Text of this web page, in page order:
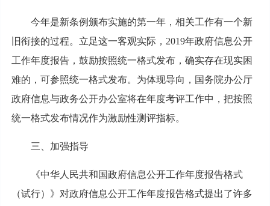
今年是新条例颁布实施的第一年，相关工作有一个新
旧衔接的过程。立足这一客观实际，2019年政府信息公开
工作年度报告，鼓励按照统一格式发布，确实存在现实困
难的，可参照统一格式发布。为体现导向，国务院办公厅
政府信息与政务公开办公室将在年度考评工作中，把按照
统一格式发布情况作为激励性测评指标。
三、加强指导
《中华人民共和国政府信息公开工作年度报告格式
（试行）》对政府信息公开工作年度报告格式提出了许多